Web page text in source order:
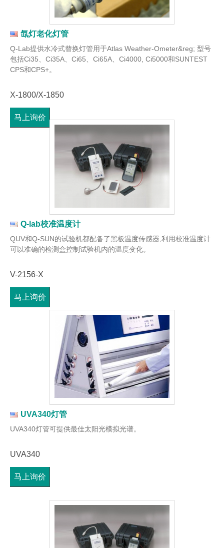
氙灯老化灯管
Q-Lab提供水冷式替换灯管用于Atlas Weather-Ometer&reg; 型号
包括Ci35、Ci35A、Ci65、Ci65A、Ci4000, Ci5000和SUNTEST
CPS和CPS+。
X-1800/X-1850
马上询价
Q-lab校准温度计
QUV和Q-SUN的试验机都配备了黑板温度传感器,利用校准温度计
可以准确的检测盒控制试验机内的温度变化。
V-2156-X
马上询价
UVA340灯管
UVA340灯管可提供最佳太阳光模拟光谱。
UVA340
马上询价